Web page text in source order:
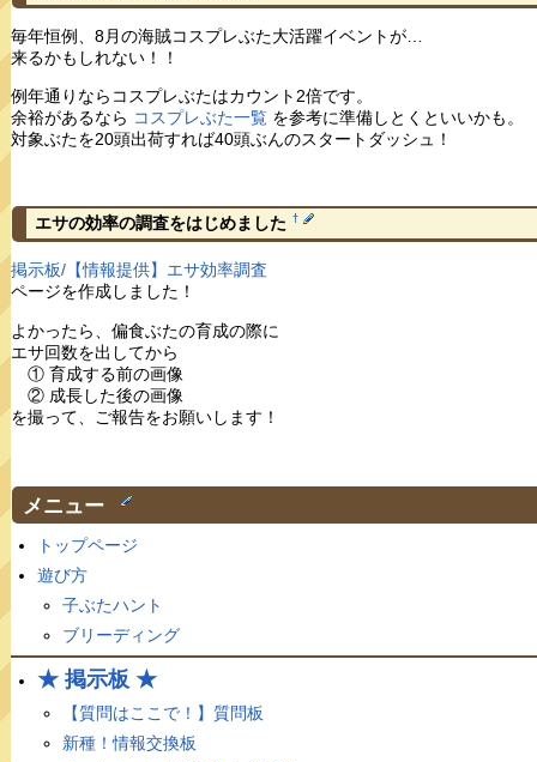
毎年恒例、8月の海賊コスプレぶた大活躍イベントが…
来るかもしれない！！
例年通りならコスプレぶたはカウント2倍です。
余裕があるなら コスプレぶた一覧を参考に準備しとくといいかも。
対象ぶたを20頭出荷すれば40頭ぶんのスタートダッシュ！
エサの効率の調査をはじめました †
掲示板/【情報提供】エサ効率調査
ページを作成しました！
よかったら、偏食ぶたの育成の際に
エサ回数を出してから
① 育成する前の画像
② 成長した後の画像
を撮って、ご報告をお願いします！
メニュー †
トップページ
遊び方
子ぶたハント
ブリーディング
★ 掲示板 ★
【質問はここで！】質問板
新種！情報交換板